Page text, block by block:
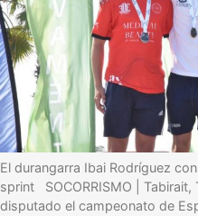
El durangarra Ibai Rodríguez
sprint SOCORRISMO | Tabirait,
disputado el campeonato de